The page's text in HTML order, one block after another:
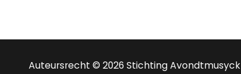
Auteursrecht © 2026 Stichting Avondtmusyck